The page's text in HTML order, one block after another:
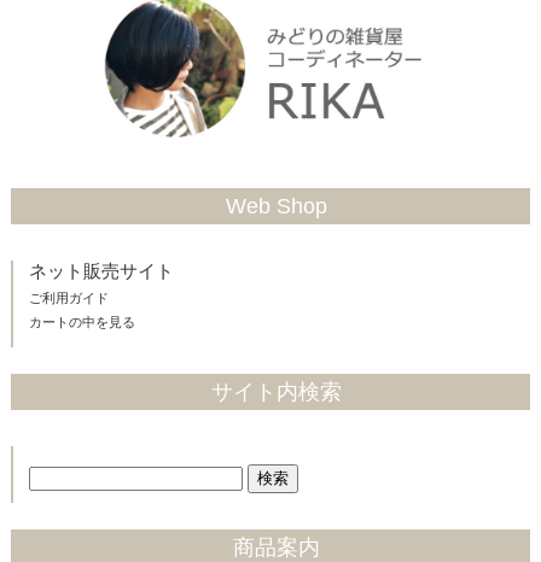
Web Shop
ネット販売サイト
ご利用ガイド
カートの中を見る
サイト内検索
商品案内